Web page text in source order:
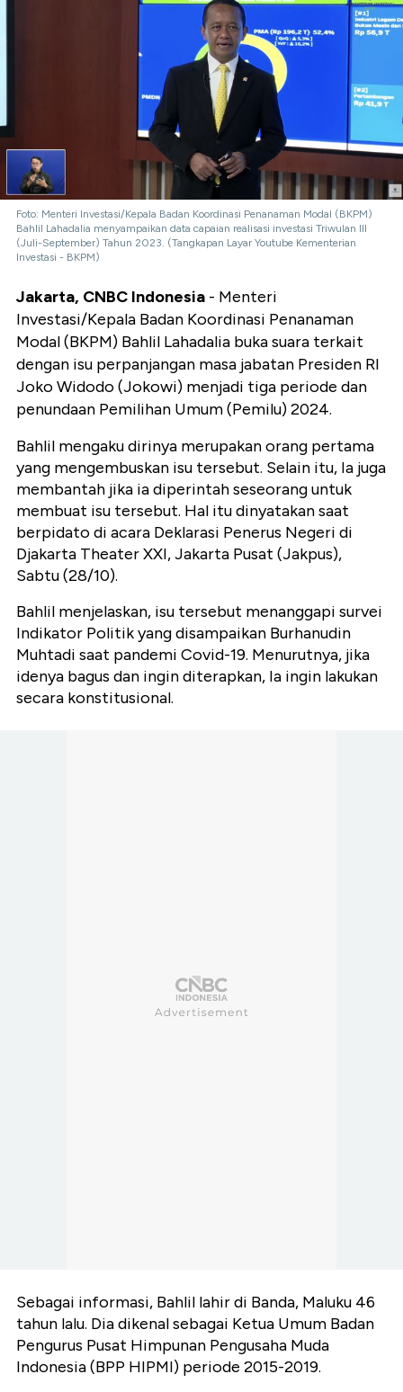
Foto: Menteri Investasi/Kepala Badan Koordinasi Penanaman Modal (BKPM)
Bahlil Lahadalia menyampaikan data capaian realisasi investasi Triwulan III
(Juli-September) Tahun 2023. (Tangkapan Layar Youtube Kementerian
Investasi - BKPM)
Jakarta, CNBC Indonesia - Menteri
Investasi/Kepala Badan Koordinasi Penanaman
Modal (BKPM) Bahlil Lahadalia buka suara terkait
dengan isu perpanjangan masa jabatan Presiden RI
Joko Widodo (Jokowi) menjadi tiga periode dan
penundaan Pemilihan Umum (Pemilu) 2024.
Bahlil mengaku dirinya merupakan orang pertama
yang mengembuskan isu tersebut. Selain itu, Ia juga
membantah jika ia diperintah seseorang untuk
membuat isu tersebut. Hal itu dinyatakan saat
berpidato di acara Deklarasi Penerus Negeri di
Djakarta Theater XXI, Jakarta Pusat (Jakpus),
Sabtu (28/10).
Bahlil menjelaskan, isu tersebut menanggapi survei
Indikator Politik yang disampaikan Burhanudin
Muhtadi saat pandemi Covid-19. Menurutnya, jika
idenya bagus dan ingin diterapkan, Ia ingin lakukan
secara konstitusional.
Sebagai informasi, Bahlil lahir di Banda, Maluku 46
tahun lalu. Dia dikenal sebagai Ketua Umum Badan
Pengurus Pusat Himpunan Pengusaha Muda
Indonesia (BPP HIPMI) periode 2015-2019.